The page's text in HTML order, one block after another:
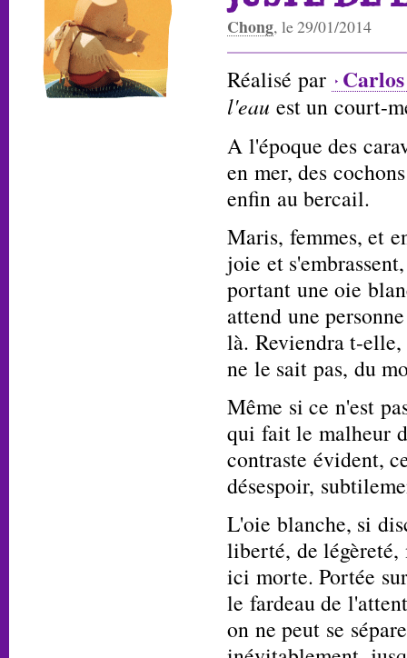
Chong, le 29/01/2014
Réalisé par
l'eau est un court-
A l'époque des
en mer, des
enfin au bercail.
Maris, femmes, et
joie et
portant une oie
attend une
là. Reviendra t-
ne le sait pas, du
Même si ce n'est
qui fait le malheur
contraste évident,
désespoir,
L'oie blanche, si
liberté, de légèreté,
ici morte. Portée
le fardeau de
on ne peut se